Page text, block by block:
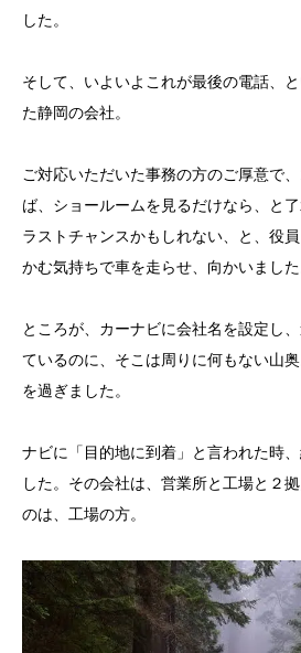
した。
そして、いよいよこれが最後の電話、
た静岡の会社。
ご対応いただいた事務の方のご厚意で
ば、ショールームを見るだけなら、と
ラストチャンスかもしれない、と、役
かむ気持ちで車を走らせ、向かいました
ところが、カーナビに会社名を設定し
ているのに、そこは周りに何もない山
を過ぎました。
ナビに「目的地に到着」と言われた時
した。その会社は、営業所と工場と２
のは、工場の方。